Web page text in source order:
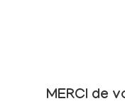
MERCI de